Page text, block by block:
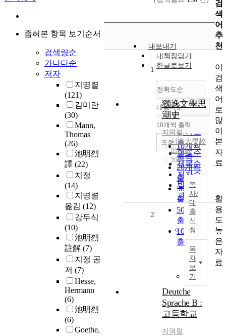
좁혀본 항목 보기순서
검색량순
가나다순
저자
지명렬
(121)
김미란
(30)
Mann,
Thomas
(26)
池明烈
譯 (22)
지정
(14)
지명렬
옮김 (12)
강두식
(10)
池明烈
註解 (7)
지정 공
저 (7)
Hesse,
Hermann
(6)
池明烈
(6)
Goethe,
내보내기
내책장담기
한글로보기
정확도순
정확도
순
인기도
순
연도순
제목순
저자순
발행기
관순
내림차순
내림차순
10개씩 출력
10개씩
출력
20개씩
출력
30개씩
출력
50개씩
출력
100개씩
출력
조회
1
獨逸文學思
潮史
지명렬
서울大學校
出版部
2002
복
사/
대
출
신
청
목
차
보
기
2
Deutche
Sprache B :
고등학교
지명렬
검
색
어
추
천
이
검
색
어
로
많
이
본
자
료
활
용
도
높
은
자
료